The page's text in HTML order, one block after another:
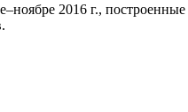
2016 г.,